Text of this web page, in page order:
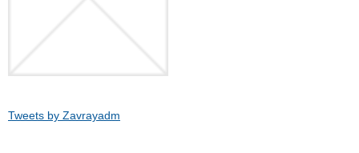
Tweets by Zavrayadm